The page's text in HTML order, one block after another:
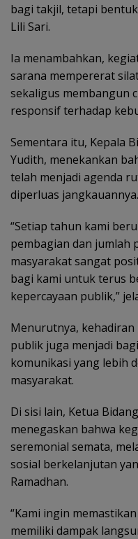
bagi takjil, tetapi
Lili Sari.
Ia menambahkan,
sarana mempererat
sekaligus membangun
responsif terhadap
Sementara itu, Kepala
Yudith, menekankan
telah menjadi agenda
diperluas jangkauannya.
“Setiap tahun kami
pembagian dan jumlah
masyarakat sangat
bagi kami untuk terus
kepercayaan publik,”
Menurutnya, kehadiran
publik juga menjadi
komunikasi yang lebih
masyarakat.
Di sisi lain, Ketua
menegaskan bahwa
seremonial semata,
sosial berkelanjutan
Ramadhan.
“Kami ingin
memiliki dampak